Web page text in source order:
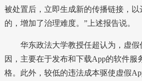
被处置后，立即生成新的传播链接，以
的，增加了治理难度。”上述报告说。
华东政法大学教授任超认为，虚假
因，主要在于发布和下载App的软件服
格。此外，较低的违法成本驱使虚假